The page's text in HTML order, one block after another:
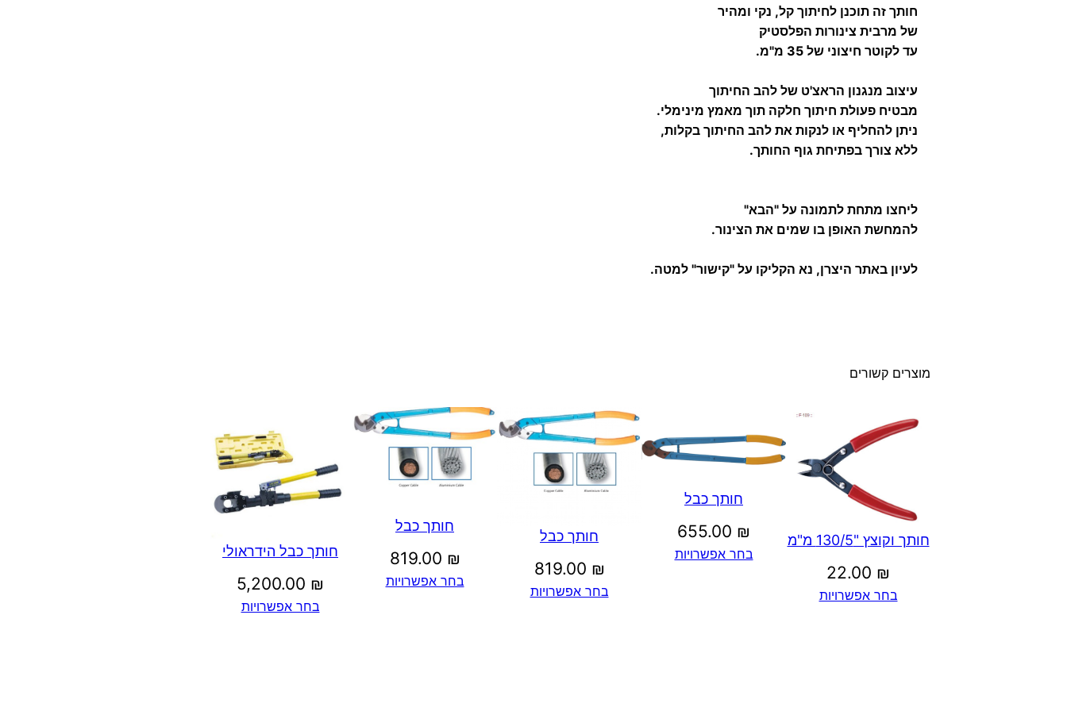
חותך זה תוכנן לחיתוך קל, נקי ומהיר
של מרבית צינורות הפלסטיק
עד לקוטר חיצוני של 35 מ"מ.
עיצוב מנגנון הראצ'ט של להב החיתוך
מבטיח פעולת חיתוך חלקה תוך מאמץ מינימלי.
ניתן להחליף או לנקות את להב החיתוך בקלות,
ללא צורך בפתיחת גוף החותך.
ליחצו מתחת לתמונה על "הבא"
להמחשת האופן בו שמים את הצינור.
לעיון באתר היצרן, נא הקליקו על "קישור" למטה.
מוצרים קשורים
חותך וקוצץ "130/5 מ"מ
22.00 ₪
בחר אפשרויות
חותך כבל
655.00 ₪
בחר אפשרויות
חותך כבל
819.00 ₪
בחר אפשרויות
חותך כבל
819.00 ₪
בחר אפשרויות
חותך כבל הידראולי
5,200.00 ₪
בחר אפשרויות